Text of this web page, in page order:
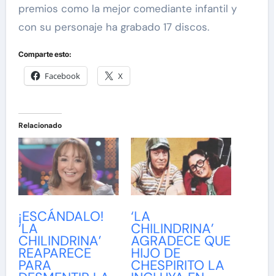
premios como la mejor comediante infantil y
con su personaje ha grabado 17 discos.
Comparte esto:
Facebook X
Relacionado
¡ESCÁNDALO!
‘LA
CHILINDRINA’
REAPARECE
PARA
‘LA
CHILINDRINA’
AGRADECE QUE
HIJO DE
CHESPIRITO LA